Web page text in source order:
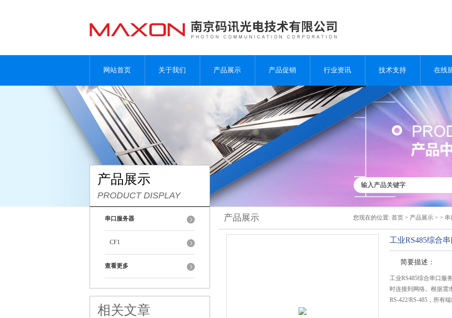
网站首页 关于我们 产品展示 产品促销 行业资讯 技术支持 在线
产品展示
PRODUCT DISPLAY
串口服务器
CF1
查看更多
相关文章
产品展示 您现在的位置: 首页 > 产品展示 > > 串
工业RS485综合
简要描述：
工业RS485综合串口服
时连接到网络。根据需
RS-422/RS-485，所有